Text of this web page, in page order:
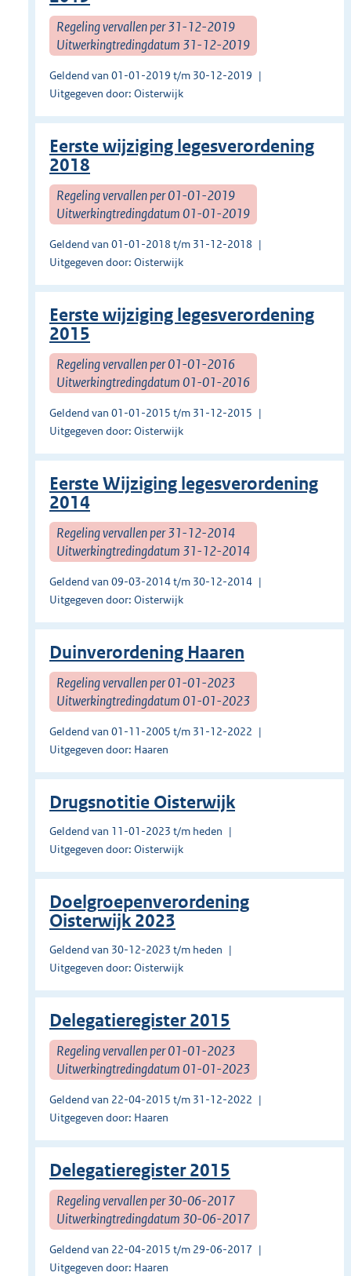
Regeling vervallen per 31-12-2019
Uitwerkingtredingdatum 31-12-2019
Geldend van 01-01-2019 t/m 30-12-2019
Uitgegeven door: Oisterwijk
Eerste wijziging legesverordening
2018
Regeling vervallen per 01-01-2019
Uitwerkingtredingdatum 01-01-2019
Geldend van 01-01-2018 t/m 31-12-2018
Uitgegeven door: Oisterwijk
Eerste wijziging legesverordening
2015
Regeling vervallen per 01-01-2016
Uitwerkingtredingdatum 01-01-2016
Geldend van 01-01-2015 t/m 31-12-2015
Uitgegeven door: Oisterwijk
Eerste Wijziging legesverordening
2014
Regeling vervallen per 31-12-2014
Uitwerkingtredingdatum 31-12-2014
Geldend van 09-03-2014 t/m 30-12-2014
Uitgegeven door: Oisterwijk
Duinverordening Haaren
Regeling vervallen per 01-01-2023
Uitwerkingtredingdatum 01-01-2023
Geldend van 01-11-2005 t/m 31-12-2022
Uitgegeven door: Haaren
Drugsnotitie Oisterwijk
Geldend van 11-01-2023 t/m heden
Uitgegeven door: Oisterwijk
Doelgroepenverordening
Oisterwijk 2023
Geldend van 30-12-2023 t/m heden
Uitgegeven door: Oisterwijk
Delegatieregister 2015
Regeling vervallen per 01-01-2023
Uitwerkingtredingdatum 01-01-2023
Geldend van 22-04-2015 t/m 31-12-2022
Uitgegeven door: Haaren
Delegatieregister 2015
Regeling vervallen per 30-06-2017
Uitwerkingtredingdatum 30-06-2017
Geldend van 22-04-2015 t/m 29-06-2017
Uitgegeven door: Haaren